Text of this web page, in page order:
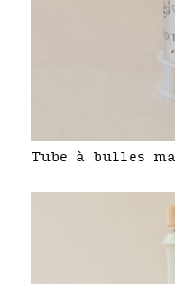
Tube à bulles